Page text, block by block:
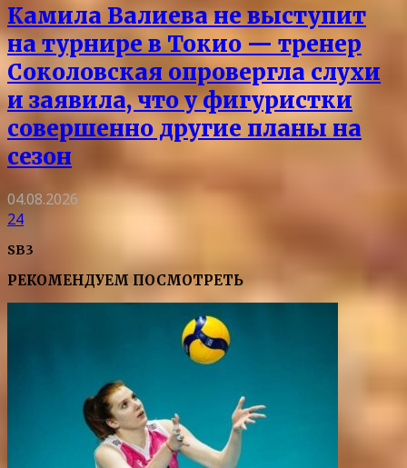
Камила Валиева не выступит
на турнире в Токио — тренер
Соколовская опровергла слухи
и заявила, что у фигуристки
совершенно другие планы на
сезон
04.08.2026
24
SB3
РЕКОМЕНДУЕМ ПОСМОТРЕТЬ